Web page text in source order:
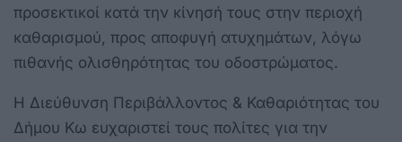
προσεκτικοί κατά την κίνησή τους στην περιοχή
καθαρισμού, προς αποφυγή ατυχημάτων, λόγω
πιθανής ολισθηρότητας του οδοστρώματος.
Η Διεύθυνση Περιβάλλοντος & Καθαριότητας του
Δήμου Κω ευχαριστεί τους πολίτες για την